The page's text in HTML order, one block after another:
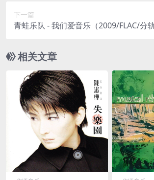
下一篇
青蛙乐队 - 我们爱音乐（2009/FLAC/分
相关文章